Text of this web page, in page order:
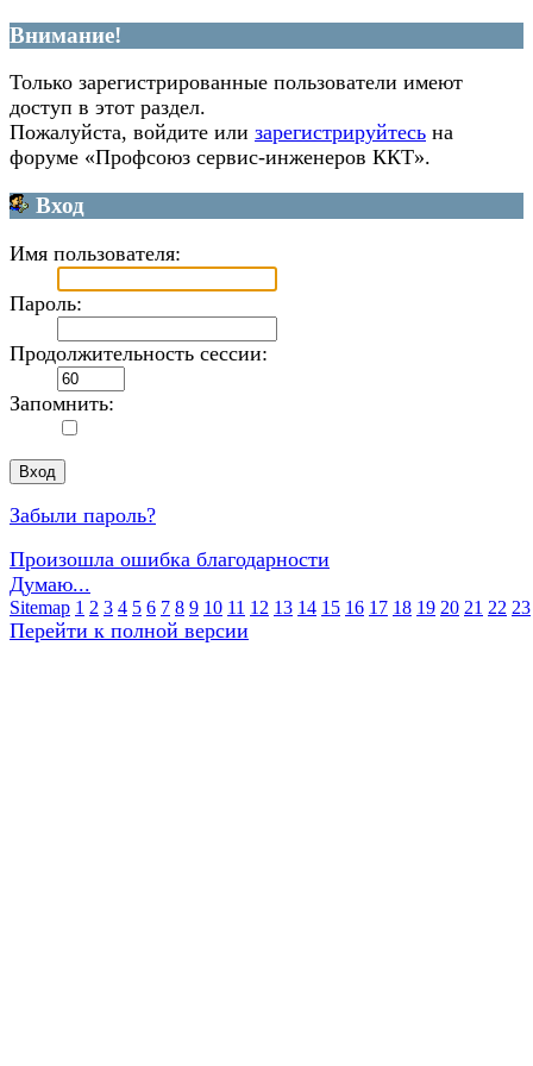
Внимание!
Только зарегистрированные пользователи имеют
доступ в этот раздел.
Пожалуйста, войдите или зарегистрируйтесь на
форуме «Профсоюз сервис-инженеров ККТ».
Вход
Имя пользователя:
Пароль:
Продолжительность сессии:
Запомнить:
Забыли пароль?
Произошла ошибка благодарности
Думаю...
Sitemap 1 2 3 4 5 6 7 8 9 10 11 12 13 14 15 16 17 18 19 20 21 22 23
Перейти к полной версии